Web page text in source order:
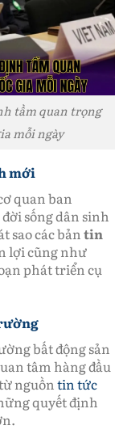
tầm quan trọng
mỗi ngày
mới
quan ban
sống dân sinh
sao các bảntin
lợi cũng như
phát triển cụ
bất động sản
tâm hàng đầu
nguồntin tức
quyết định